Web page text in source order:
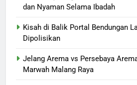
dan Nyaman Selama Ibadah
Kisah di Balik Portal Bendungan
Dipolisikan
Jelang Arema vs Persebaya
Marwah Malang Raya